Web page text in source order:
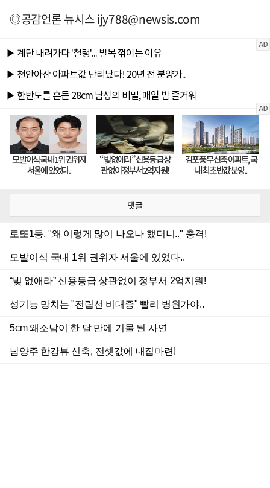
◎공감언론 뉴시스ijy788@newsis.com
댓글